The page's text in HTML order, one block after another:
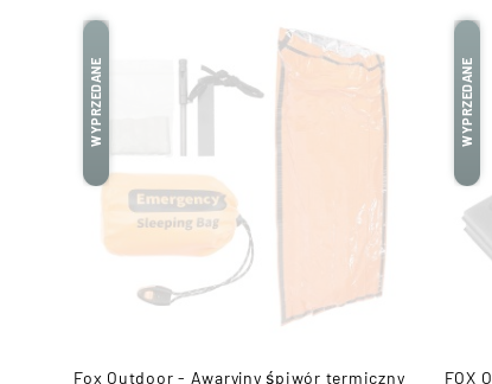
WYPRZEDANE
Fox Outdoor - Awaryjny śpiwór termiczny
WYPRZEDANE
FOX